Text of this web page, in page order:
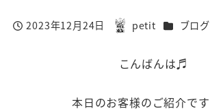
投稿日
2023年12月24日
著
petit カテゴリー
ブログ
こんばんは♬
本日のお客様のご紹介です